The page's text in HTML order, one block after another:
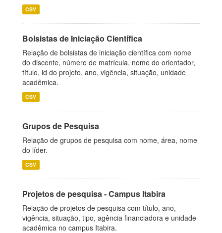
CSV
Bolsistas de Iniciação Científica
Relação de bolsistas de iniciação científica com nome
do discente, número de matrícula, nome do orientador,
título, id do projeto, ano, vigência, situação, unidade
acadêmica.
CSV
Grupos de Pesquisa
Relação de grupos de pesquisa com nome, área, nome
do líder.
CSV
Projetos de pesquisa - Campus Itabira
Relação de projetos de pesquisa com título, ano,
vigência, situação, tipo, agência financiadora e unidade
acadêmica no campus Itabira.